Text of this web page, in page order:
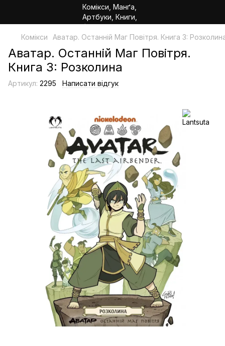
Комікси Аватар. Останній Маг Повітря. Книга 3:
Аватар. Останній Маг Повітря.
Книга 3: Розколина
Артикул: 2295 Написати відгук